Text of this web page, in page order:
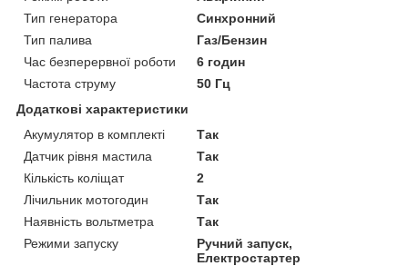
Тип генератора
Синхронний
Тип палива
Газ/Бензин
Час безперервної роботи
6 годин
Частота струму
50 Гц
Додаткові характеристики
Акумулятор в комплекті
Так
Датчик рівня мастила
Так
Кількість коліщат
2
Лічильник мотогодин
Так
Наявність вольтметра
Так
Режими запуску
Ручний запуск,
Електростартер